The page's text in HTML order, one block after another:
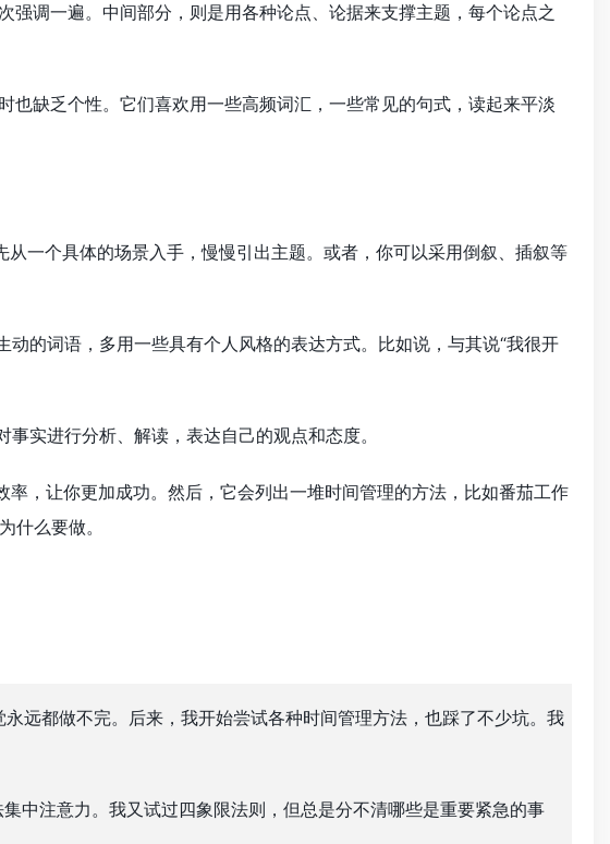
调一遍。中间部分，则是用各种论点、论据来支撑主题，每个论点之
缺乏个性。它们喜欢用一些高频词汇，一些常见的句式，读起来平淡
从一个具体的场景入手，慢慢引出主题。或者，你可以采用倒叙、插叙等
动的词语，多用一些具有个人风格的表达方式。比如说，与其说“我很开
实进行分析、解读，表达自己的观点和态度。
，让你更加成功。然后，它会列出一堆时间管理的方法，比如番茄工作
什么要做。
远都做不完。后来，我开始尝试各种时间管理方法，也踩了不少坑。我
中注意力。我又试过四象限法则，但总是分不清哪些是重要紧急的事